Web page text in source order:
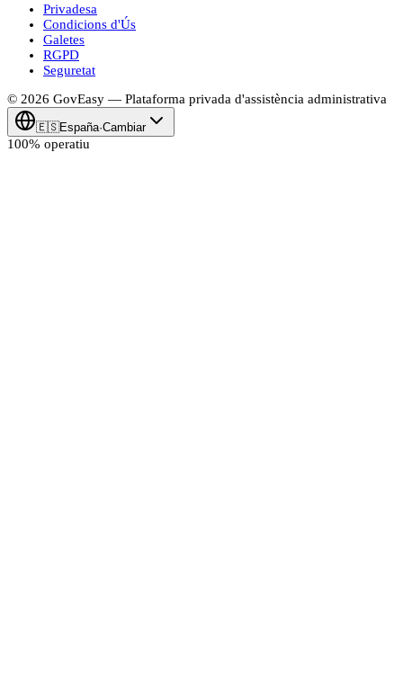
Privadesa
Condicions d'Ús
Galetes
RGPD
Seguretat
© 2026 GovEasy — Plataforma privada d'assistència administrativa
🇪🇸España·Cambiar
100% operatiu